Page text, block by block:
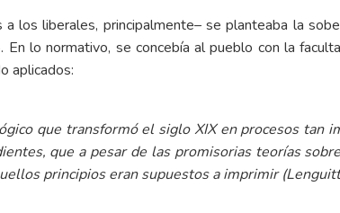
los liberales, principalmente– se planteaba la
En lo normativo, se concebía al pueblo con la
aplicados:
que transformó el siglo XIX en procesos tan
que a pesar de las promisorias teorías
principios eran supuestos a imprimir